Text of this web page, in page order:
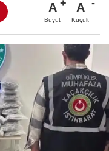
A
Büyüt
A
Küçült